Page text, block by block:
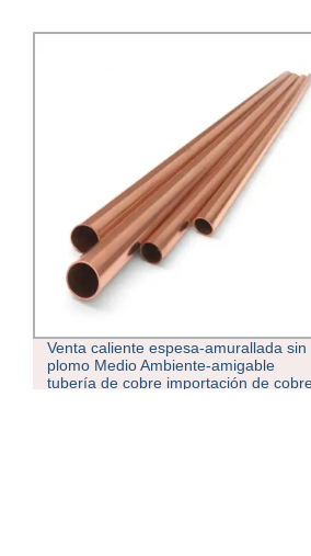
Tubo de cobre en T usado en los
pliegues de retorno de cobre del
acondicionador de aire